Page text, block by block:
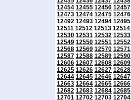
12454 12455 12456 12457
12473 12474 12475 12476
12492 12493 12494 12495
12511 12512 12513 12514
12530 12531 12532 12533
12549 12550 12551 12552
12568 12569 12570 12571
12587 12588 12589 12590
12606 12607 12608 12609
12625 12626 12627 12628
12644 12645 12646 12647
12663 12664 12665 12666
12682 12683 12684 12685
12701 12702 12703 12704